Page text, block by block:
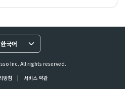
한국어
Inc. All rights reserved.
방침
| 서비스 약관